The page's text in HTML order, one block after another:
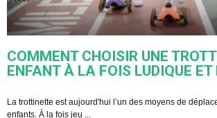
COMMENT CHOISIR UNE
ENFANT À LA FOIS LUDIQUE ET
La trottinette est aujourd'hui l’un des moyens de
enfants. À la fois jeu ...